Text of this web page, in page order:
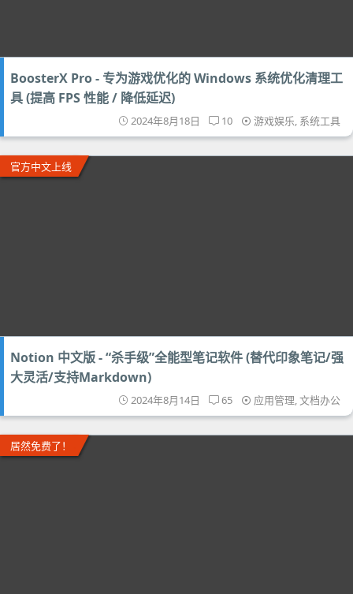
BoosterX Pro - 专为游戏优化的 Windows 系统优化清理工
具 (提高 FPS 性能 / 降低延迟)
2024年8月18日 10 游戏娱乐, 系统工具
官方中文上线
Notion 中文版 - “杀手级”全能型笔记软件 (替代印象笔记/强
大灵活/支持Markdown)
2024年8月14日 65 应用管理,文档办公
居然免费了！